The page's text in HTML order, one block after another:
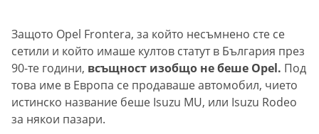
Защото Opel Frontera, за който несъмнено сте се
сетили и който имаше култов статут в България през
90-те години, всъщност изобщо не беше Opel. Под
това име в Европа се продаваше автомобил, чието
истинско название беше Isuzu MU, или Isuzu Rodeo
за някои пазари.